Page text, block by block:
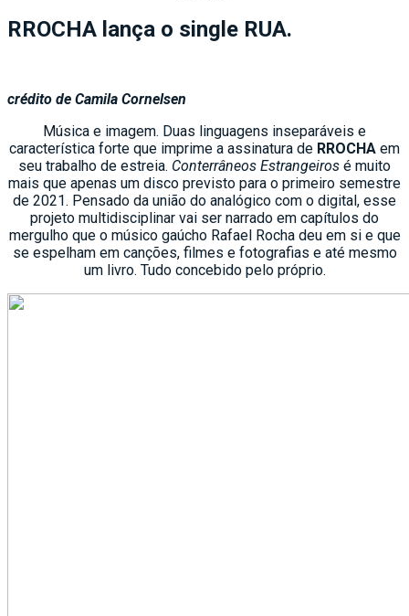
RROCHA lança o single RUA.
crédito de Camila Cornelsen
Música e imagem. Duas linguagens inseparáveis e
característica forte que imprime a assinatura de RROCHA em
seu trabalho de estreia. Conterrâneos Estrangeiros é muito
mais que apenas um disco previsto para o primeiro semestre
de 2021. Pensado da união do analógico com o digital, esse
projeto multidisciplinar vai ser narrado em capítulos do
mergulho que o músico gaúcho Rafael Rocha deu em si e que
se espelham em canções, filmes e fotografias e até mesmo
um livro. Tudo concebido pelo próprio.